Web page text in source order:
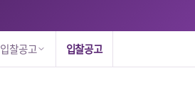
입찰공고 입찰공고